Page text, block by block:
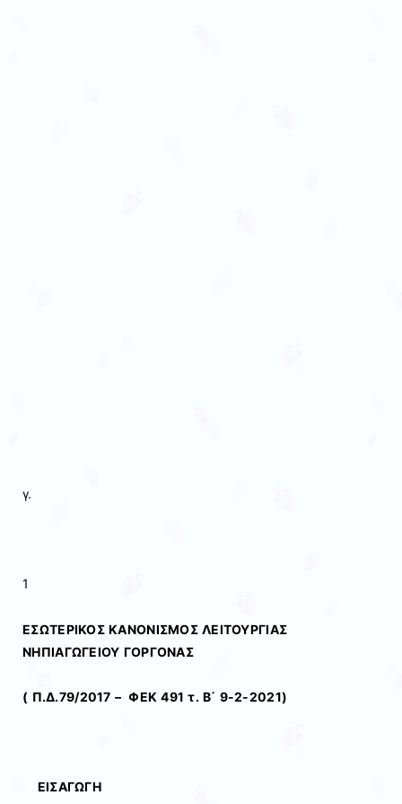
γ.
1
ΕΣΩΤΕΡΙΚΟΣ ΚΑΝΟΝΙΣΜΟΣ ΛΕΙΤΟΥΡΓΙΑΣ
ΝΗΠΙΑΓΩΓΕΙΟΥ ΓΟΡΓΟΝΑΣ
( Π.Δ.79/2017 – ΦΕΚ 491 τ. Β΄ 9-2-2021)
ΕΙΣΑΓΩΓΗ